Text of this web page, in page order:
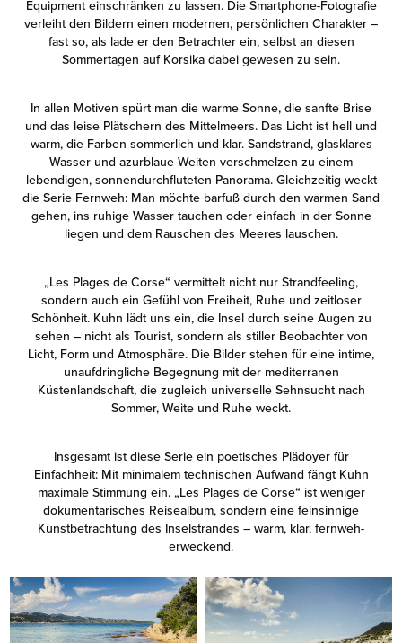
Equipment einschränken zu lassen. Die Smartphone-Fotografie
verleiht den Bildern einen modernen, persönlichen Charakter –
fast so, als lade er den Betrachter ein, selbst an diesen
Sommertagen auf Korsika dabei gewesen zu sein.
In allen Motiven spürt man die warme Sonne, die sanfte Brise
und das leise Plätschern des Mittelmeers. Das Licht ist hell und
warm, die Farben sommerlich und klar. Sandstrand, glasklares
Wasser und azurblaue Weiten verschmelzen zu einem
lebendigen, sonnendurchfluteten Panorama. Gleichzeitig weckt
die Serie Fernweh: Man möchte barfuß durch den warmen Sand
gehen, ins ruhige Wasser tauchen oder einfach in der Sonne
liegen und dem Rauschen des Meeres lauschen.
„Les Plages de Corse“ vermittelt nicht nur Strandfeeling,
sondern auch ein Gefühl von Freiheit, Ruhe und zeitloser
Schönheit. Kuhn lädt uns ein, die Insel durch seine Augen zu
sehen – nicht als Tourist, sondern als stiller Beobachter von
Licht, Form und Atmosphäre. Die Bilder stehen für eine intime,
unaufdringliche Begegnung mit der mediterranen
Küstenlandschaft, die zugleich universelle Sehnsucht nach
Sommer, Weite und Ruhe weckt.
Insgesamt ist diese Serie ein poetisches Plädoyer für
Einfachheit: Mit minimalem technischen Aufwand fängt Kuhn
maximale Stimmung ein. „Les Plages de Corse“ ist weniger
dokumentarisches Reisealbum, sondern eine feinsinnige
Kunstbetrachtung des Inselstrandes – warm, klar, fernweh­
erweckend.